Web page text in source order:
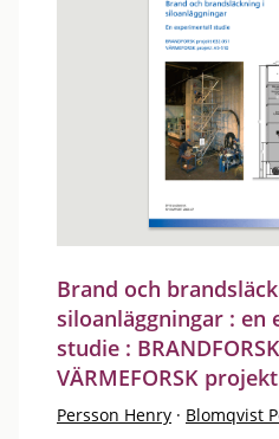
Brand och
siloanläggningar : en
studie :
VÄRMEFORSK
Persson Henry · Blomqvist